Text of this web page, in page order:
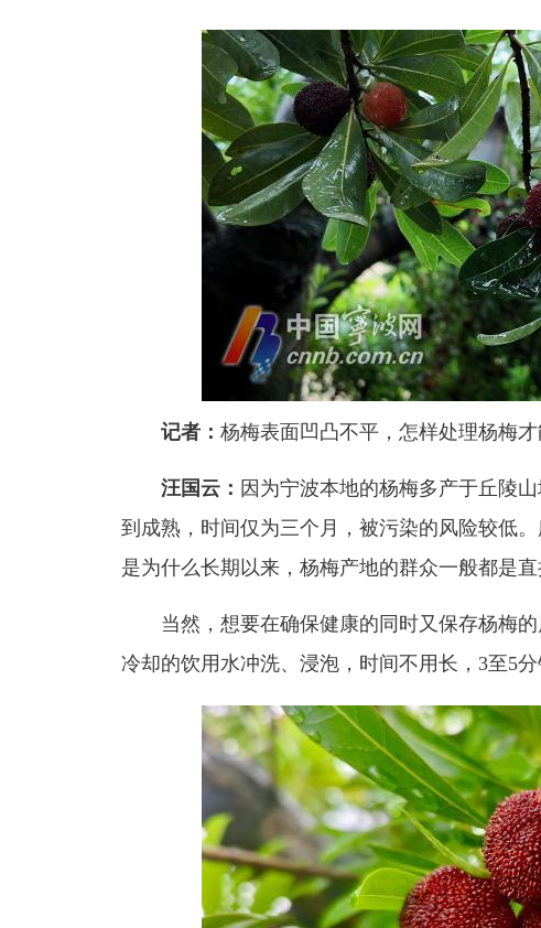
记者： 杨梅表面凹凸不平，怎样处理杨梅
汪国云： 因为宁波本地的杨梅多产于丘陵
到成熟，时间仅为三个月，被污染的风险较低
是为什么长期以来，杨梅产地的群众一般都是直
当然，想要在确保健康的同时又保存杨梅的
冷却的饮用水冲洗、浸泡，时间不用长，3至5